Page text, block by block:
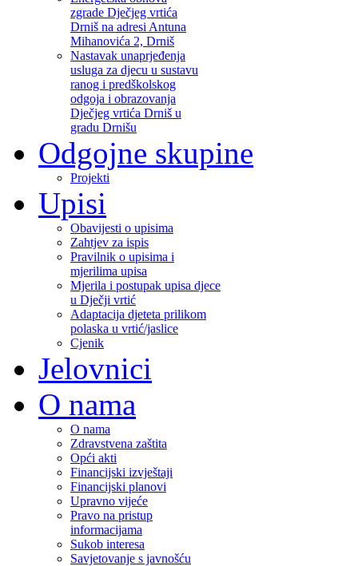
zgrade Dječjeg vrtića
Drniš na adresi Antuna
Mihanovića 2, Drniš
Nastavak unaprjeđenja
usluga za djecu u sustavu
ranog i predškolskog
odgoja i obrazovanja
Dječjeg vrtića Drniš u
gradu Drnišu
Odgojne skupine
Projekti
Upisi
Obavijesti o upisima
Zahtjev za ispis
Pravilnik o upisima i
mjerilima upisa
Mjerila i postupak upisa djece
u Dječji vrtić
Adaptacija djeteta prilikom
polaska u vrtić/jaslice
Cjenik
Jelovnici
O nama
O nama
Zdravstvena zaštita
Opći akti
Financijski izvještaji
Financijski planovi
Upravno vijeće
Pravo na pristup
informacijama
Sukob interesa
Savjetovanje s javnošću